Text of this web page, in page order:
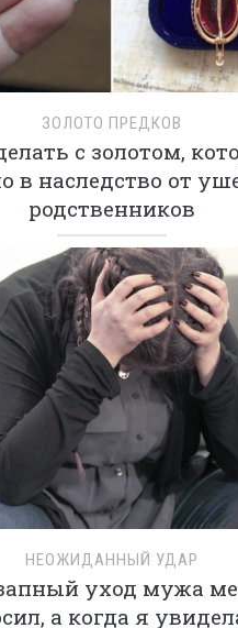
ЗОЛОТО ПРЕДКОВ
с золотом,
в наследство от
родственников
НЕОЖИДАННЫЙ УДАР
уход мужа
а когда я